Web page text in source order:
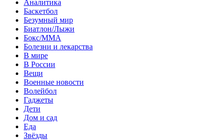
Аналитика
Баскетбол
Безумный мир
Биатлон/Лыжи
Бокс/MMA
Болезни и лекарства
В мире
В России
Вещи
Военные новости
Волейбол
Гаджеты
Дети
Дом и сад
Еда
Звёзды